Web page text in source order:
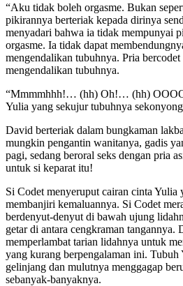
“Aku tidak boleh orgasme. Bukan
pikirannya berteriak kepada dirinya
menyadari bahwa ia tidak mempunyai
orgasme. Ia tidak dapat
mengendalikan tubuhnya. Pria
mengendalikan tubuhnya.
“Mmmmhhh!… (hh) Oh!… (hh)
Yulia yang sekujur tubuhnya
David berteriak dalam bungkaman
mungkin pengantin wanitanya, gadis
pagi, sedang beroral seks dengan pria
untuk si keparat itu!
Si Codet menyeruput cairan cinta Yulia
membanjiri kemaluannya. Si Codet
berdenyut-denyut di bawah ujung
getar di antara cengkraman tangannya.
memperlambat tarian lidahnya untuk
yang kurang berpengalaman ini.
gelinjang dan mulutnya menggagap
sebanyak-banyaknya.